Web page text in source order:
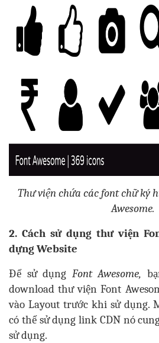
Thư viện chứa các font chữ ký
Awesome.
2. Cách sử dụng thư viện
dựng Website
Để sử dụng Font Awesome,
download thư viện Font
vào Layout trước khi sử dụng.
có thể sử dụng link CDN nó
sử dụng.